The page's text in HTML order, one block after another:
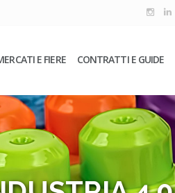
E FIERE CONTRATTI E GUIDE